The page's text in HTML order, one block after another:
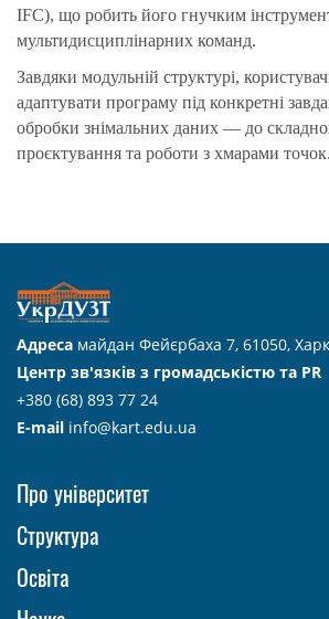
IFC), що робить його гнучким
мультидисциплінарних команд.
Завдяки модульній структурі,
адаптувати програму під конкретні
обробки знімальних даних — до
проєктування та роботи з хмарами точок.
Адреса майдан Фейєрбаха 7, 61050,
Центр зв'язків з громадськістю та PR
+380 (68) 893 77 24
E-mail info@kart.edu.ua
Про університет
Структура
Освіта